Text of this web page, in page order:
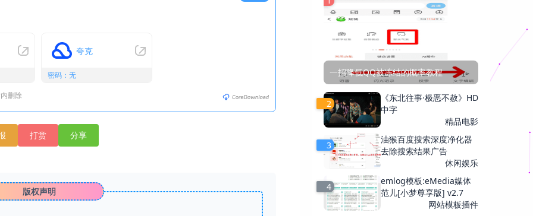
夸克
密码：无
删除
打赏 分享
版权声明
一招降低QQ被冻结的概率教程
2
《东北往事·极恶不赦》HD
中字
精品电影
3
油猴百度搜索深度净化器
去除搜索结果广告
休闲娱乐
4
emlog模板:eMedia媒体
范儿[小梦尊享版] v2.7
网站模板插件